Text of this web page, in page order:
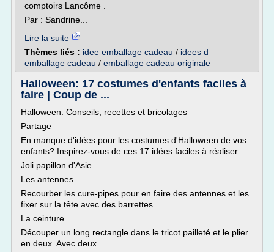
comptoirs Lancôme .
Par : Sandrine...
Lire la suite
Thèmes liés : idee emballage cadeau / idees d
emballage cadeau / emballage cadeau originale
Halloween: 17 costumes d'enfants faciles à
faire | Coup de ...
Halloween: Conseils, recettes et bricolages
Partage
En manque d'idées pour les costumes d'Halloween de vos
enfants? Inspirez-vous de ces 17 idées faciles à réaliser.
Joli papillon d'Asie
Les antennes
Recourber les cure-pipes pour en faire des antennes et les
fixer sur la tête avec des barrettes.
La ceinture
Découper un long rectangle dans le tricot pailleté et le plier
en deux. Avec deux...